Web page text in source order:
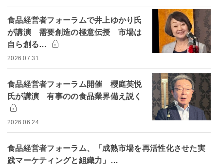
食品経営者フォーラムで井上ゆかり氏
が講演 需要創造の極意伝授 市場は
自ら創る…
2026.07.31
食品経営者フォーラム開催 櫻庭英悦
氏が講演 有事のの食品業界備え説く
2026.06.24
食品経営者フォーラム、「成熟市場を再活性化させた実
践マーケティングと組織力」…